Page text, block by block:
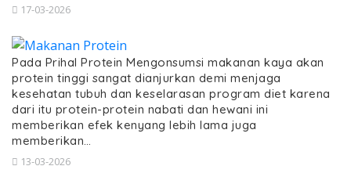
17-03-2026
Pada Prihal Protein Mengonsumsi makanan kaya akan
protein tinggi sangat dianjurkan demi menjaga
kesehatan tubuh dan keselarasan program diet karena
dari itu protein-protein nabati dan hewani ini
memberikan efek kenyang lebih lama juga
memberikan…
13-03-2026